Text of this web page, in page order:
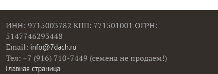
ИНН: 9715003782 КПП: 771501001 ОГРН:
5147746293448
Email: info@7dach.ru
Тел: +7 (916) 710-7449 (семена не продаем!)
Главная страница